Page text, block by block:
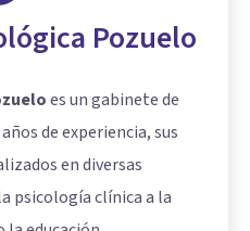
Pozuelo
es un gabinete de
de experiencia, sus
en diversas
psicología clínica a la